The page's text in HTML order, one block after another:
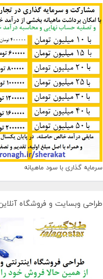
سرمایه گذاری با سود ماهیانه
طراحی وبسایت و فروشگاه